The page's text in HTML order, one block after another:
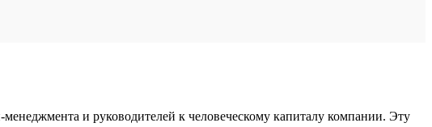
и руководителей к человеческому капиталу компании. Эту